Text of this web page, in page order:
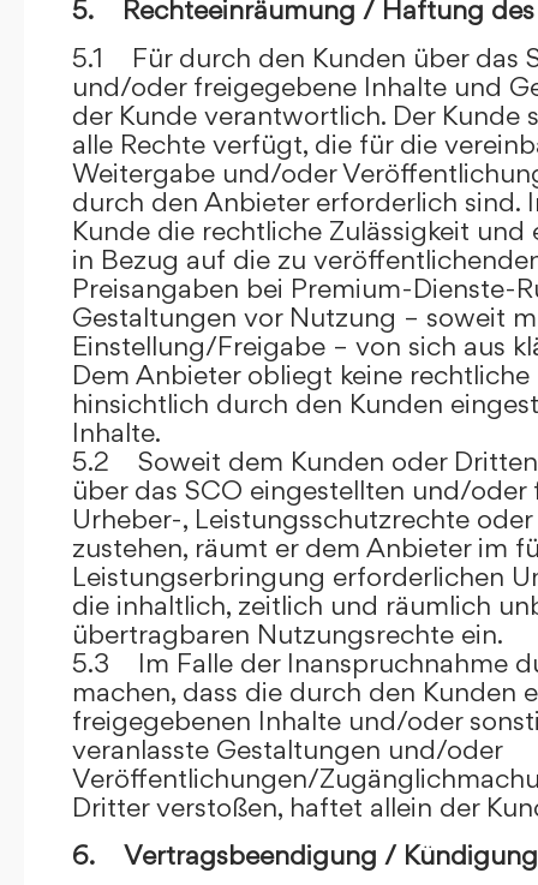
5. Rechteeinräumung / Haftung des
5.1 Für durch den Kunden über das
und/oder freigegebene Inhalte und
der Kunde verantwortlich. Der Kunde
alle Rechte verfügt, die für die
Weitergabe und/oder
durch den Anbieter erforderlich sind.
Kunde die rechtliche Zulässigkeit
in Bezug auf die zu
Preisangaben bei Premium-Dienste-
Gestaltungen vor Nutzung – soweit
Einstellung/Freigabe – von sich aus
Dem Anbieter obliegt keine
hinsichtlich durch den Kunden
Inhalte.
5.2 Soweit dem Kunden oder
über das SCO eingestellten und/
Urheber-, Leistungsschutzrechte
zustehen, räumt er dem Anbieter im
Leistungserbringung erforderlichen
die inhaltlich, zeitlich und räumlich
übertragbaren Nutzungsrechte ein.
5.3 Im Falle der Inanspruchnahme
machen, dass die durch den Kunden
freigegebenen Inhalte und/oder
veranlasste Gestaltungen und/oder
Veröffentlichungen/
Dritter verstoßen, haftet allein der
6. Vertragsbeendigung / Kündigung